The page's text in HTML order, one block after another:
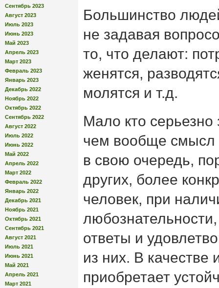
Сентябрь 2023
Август 2023
Июль 2023
Июнь 2023
Май 2023
Апрель 2023
Март 2023
Февраль 2023
Январь 2023
Декабрь 2022
Ноябрь 2022
Октябрь 2022
Сентябрь 2022
Август 2022
Июль 2022
Июнь 2022
Май 2022
Апрель 2022
Март 2022
Февраль 2022
Январь 2022
Декабрь 2021
Ноябрь 2021
Октябрь 2021
Сентябрь 2021
Август 2021
Июль 2021
Июнь 2021
Май 2021
Апрель 2021
Март 2021
Большинство
не задавая
то, что делают:
женятся,
молятся и т.д.
Мало кто серьезно
чем вообще смысл
в свою очередь,
других, более
человек, при
ответы и
из них. В качестве
приобретает